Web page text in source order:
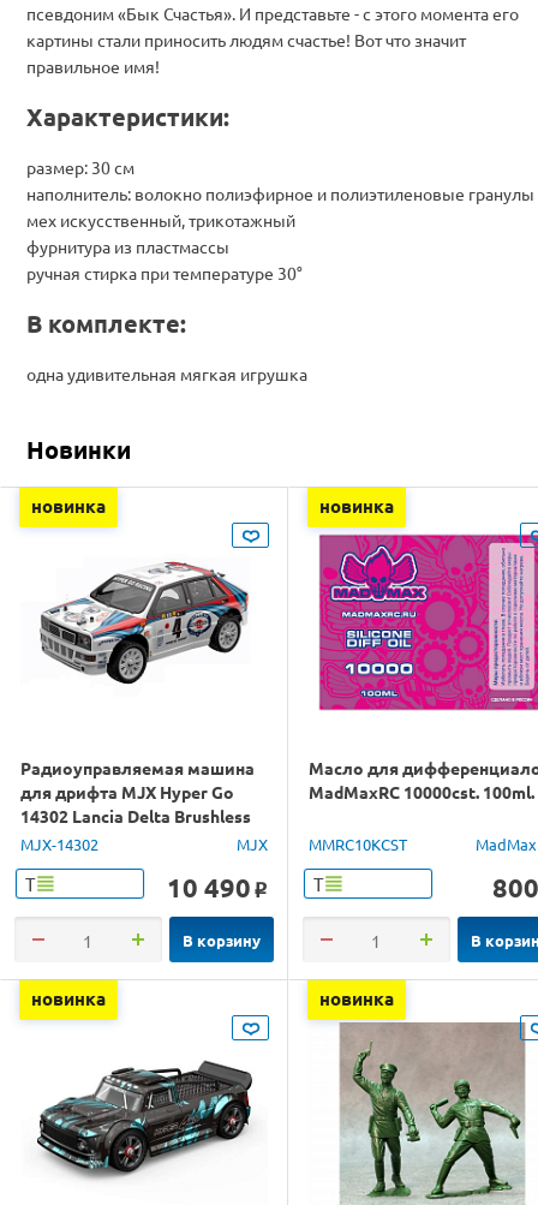
псевдоним «Бык Счастья». И представьте - с этого момента его
картины стали приносить людям счастье! Вот что значит
правильное имя!
Характеристики:
размер: 30 см
наполнитель: волокно полиэфирное и полиэтиленовые гранулы
мех искусственный, трикотажный
фурнитура из пластмассы
ручная стирка при температуре 30°
В комплекте:
одна удивительная мягкая игрушка
Новинки
новинка
Радиоуправляемая машина
для дрифта MJX Hyper Go
14302 Lancia Delta Brushless
4WD 2.4G LED 1/14 RTR
MJX-14302 MJX
Т 10 490 o
В корзину
новинка
Масло для
MadMaxRC 10000cst. 100ml.
MMRC10KCST
Т 800
В
новинка новинка